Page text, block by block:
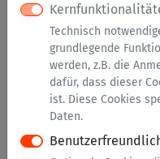
Technisch
grundlegende
werden, z.B. die
dafür, dass dieser
ist. Diese Cookies
Daten.
Brillen
Dokumente
Elektronik
Fahrräder